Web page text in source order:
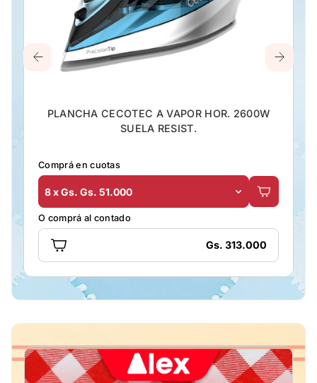
PLANCHA CECOTEC A VAPOR HOR. 2600W
SUELA RESIST.
Comprá en cuotas
8 x Gs. Gs. 51.000
O comprá al contado
Gs. 313.000